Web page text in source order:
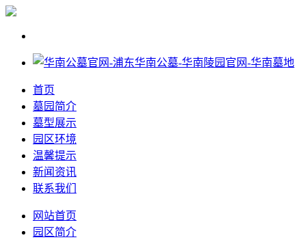
首页
墓园简介
墓型展示
园区环境
温馨提示
新闻资讯
联系我们
网站首页
园区简介